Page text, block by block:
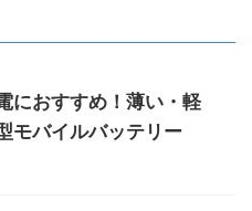
におすすめ！薄い・軽
モバイルバッテリー